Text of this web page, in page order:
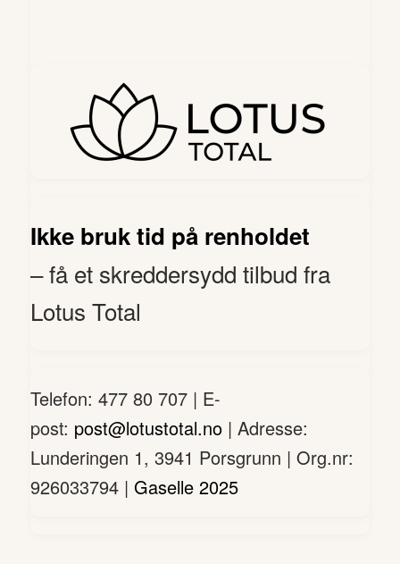
Ikke bruk tid på renholdet
– få et skreddersydd tilbud fra
Lotus Total
Telefon: 477 80 707 | E-
post: post@lotustotal.no| Adresse:
Lunderingen 1, 3941 Porsgrunn | Org.nr:
926033794 | Gaselle 2025